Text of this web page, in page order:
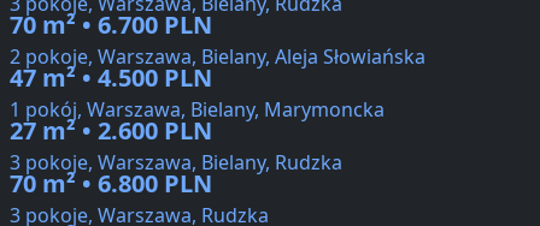
70 m² • 6.700 PLN
2 pokoje, Warszawa, Bielany, Aleja Słowiańska
47 m² • 4.500 PLN
1 pokój, Warszawa, Bielany, Marymoncka
27 m² • 2.600 PLN
3 pokoje, Warszawa, Bielany, Rudzka
70 m² • 6.800 PLN
3 pokoje, Warszawa, Rudzka